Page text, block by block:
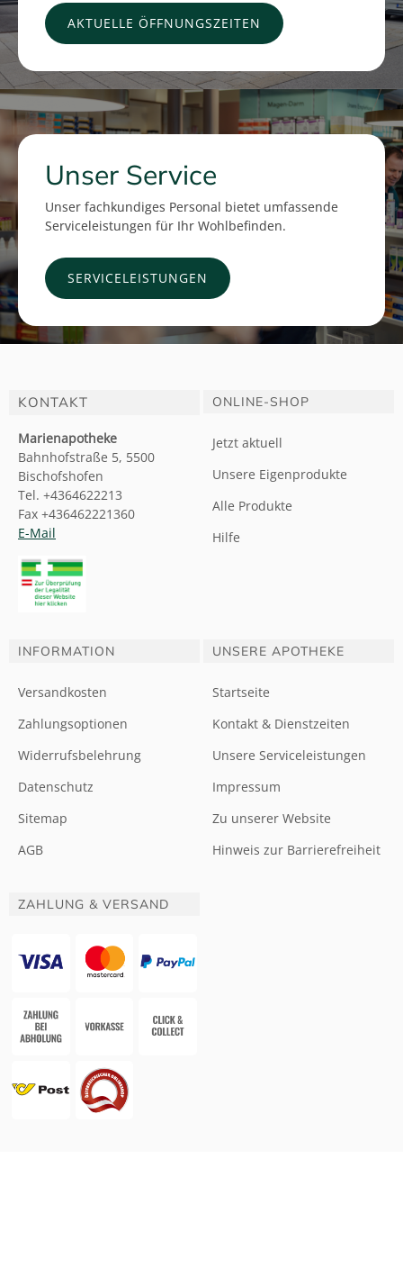
AKTUELLE ÖFFNUNGSZEITEN
Unser Service
Unser fachkundiges Personal bietet umfassende
Serviceleistungen für Ihr Wohlbefinden.
SERVICELEISTUNGEN
KONTAKT
Marienapotheke
Bahnhofstraße 5, 5500
Bischofshofen
Tel. +4364622213
Fax +436462221360
E-Mail
ONLINE-SHOP
Jetzt aktuell
Unsere Eigenprodukte
Alle Produkte
Hilfe
INFORMATION
Versandkosten
Zahlungsoptionen
Widerrufsbelehrung
Datenschutz
Sitemap
AGB
UNSERE APOTHEKE
Startseite
Kontakt & Dienstzeiten
Unsere Serviceleistungen
Impressum
Zu unserer Website
Hinweis zur Barrierefreiheit
ZAHLUNG & VERSAND